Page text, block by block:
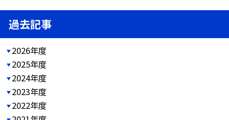
過去記事
2026年度
2025年度
2024年度
2023年度
2022年度